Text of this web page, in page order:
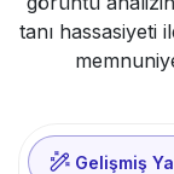
tanı hassasiyeti
Gelişmiş